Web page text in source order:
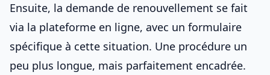
Ensuite, la demande de renouvellement se fait
via la plateforme en ligne, avec un formulaire
spécifique à cette situation. Une procédure un
peu plus longue, mais parfaitement encadrée.